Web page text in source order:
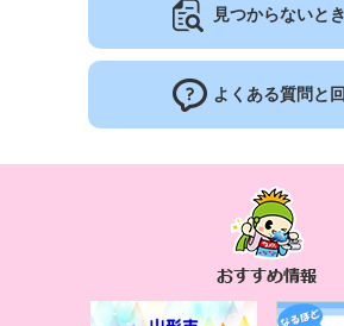
見つからないと
よくある質問と
す
め